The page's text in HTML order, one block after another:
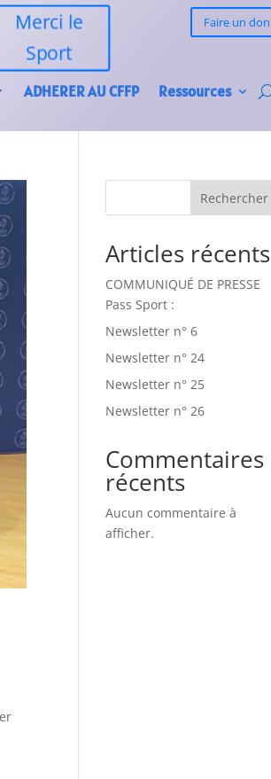
Merci le
Sport
Faire un don
ADHERER AU CFFP Ressources
Rechercher
Articles récents
COMMUNIQUÉ DE PRESSE
Pass Sport :
Newsletter n° 6
Newsletter n° 24
Newsletter n° 25
Newsletter n° 26
Commentaires
récents
Aucun commentaire à
afficher.